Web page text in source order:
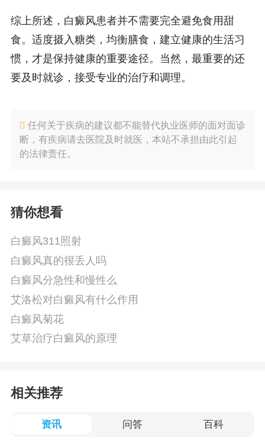
综上所述，白癜风患者并不需要完全避免食用甜
食。适度摄入糖类，均衡膳食，建立健康的生活习
惯，才是保持健康的重要途径。当然，最重要的还
要及时就诊，接受专业的治疗和调理。
任何关于疾病的建议都不能替代执业医师的面对面诊
断，有疾病请去医院及时就医，本站不承担由此引起
的法律责任。
猜你想看
白癜风311照射
白癜风真的很丢人吗
白癜风分急性和慢性么
艾洛松对白癜风有什么作用
白癜风菊花
艾草治疗白癜风的原理
相关推荐
资讯 问答 百科